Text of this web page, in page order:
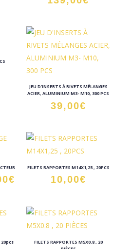
initial
JEU D’INSERTS À RIVETS MÉLANGES
ACIER, ALUMINIUM M3- M10, 300 PCS
39,00€
:
€
actuel
est :
59,00€.
FILETS RAPPORTES M14X1,25 , 20PCS
10,00€
20pcs
FILETS RAPPORTES M5X0.8 , 20